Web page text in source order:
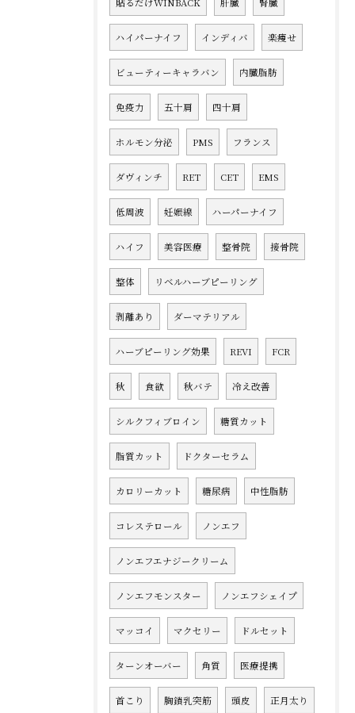
ハイパーナイフ インディバ 楽痩せ
ビューティーキャラバン 内臓脂肪
免疫力 五十肩 四十肩
ホルモン分泌 PMS フランス
ダヴィンチ RET CET EMS
低周波 妊娠線 ハーパーナイフ
ハイフ 美容医療 整骨院 接骨院
整体 リベルハーブピーリング
剥離あり ダーマテリアル
ハーブピーリング効果 REVI FCR
秋 食欲 秋バテ 冷え改善
シルクフィブロイン 糖質カット
脂質カット ドクターセラム
カロリーカット 糖尿病 中性脂肪
コレステロール ノンエフ
ノンエフエナジークリーム
ノンエフモンスター ノンエフシェイプ
マッコイ マクセリー ドルセット
ターンオーバー 角質 医療提携
首こり 胸鎖乳突筋 頭皮 正月太り